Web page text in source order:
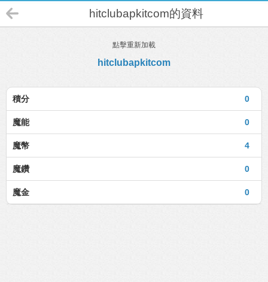
hitclubapkitcom的資料
點擊重新加載
hitclubapkitcom
0
積分
0
魔能
4
魔幣
0
魔鑽
0
魔金